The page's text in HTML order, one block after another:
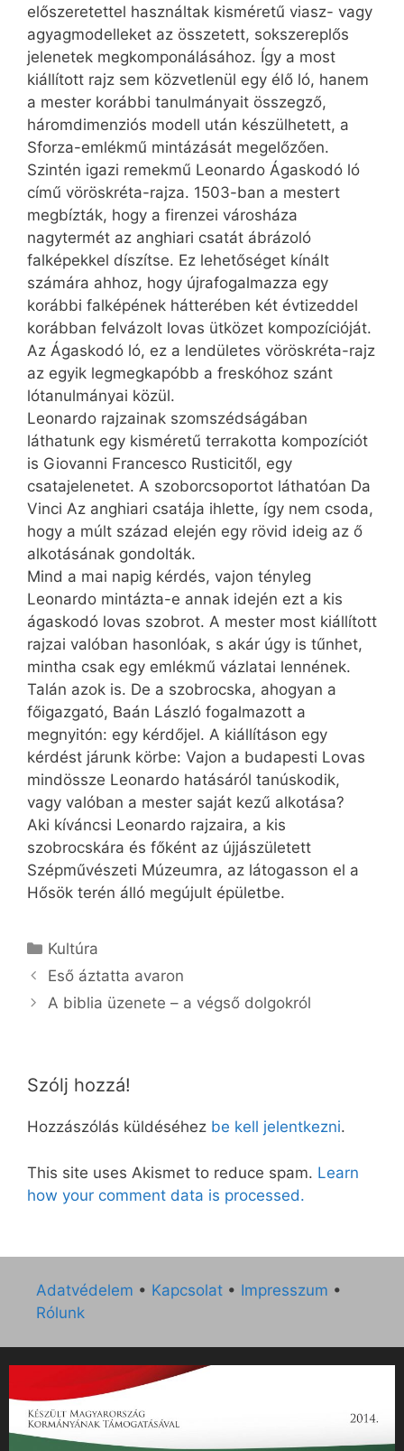
előszeretettel használtak kisméretű viasz- vagy
agyagmodelleket az összetett, sokszereplős
jelenetek megkomponálásához. Így a most
kiállított rajz sem közvetlenül egy élő ló, hanem
a mester korábbi tanulmányait összegző,
háromdimenziós modell után készülhetett, a
Sforza-emlékmű mintázását megelőzően.
Szintén igazi remekmű Leonardo Ágaskodó ló
című vöröskréta-rajza. 1503-ban a mestert
megbízták, hogy a firenzei városháza
nagytermét az anghiari csatát ábrázoló
falképekkel díszítse. Ez lehetőséget kínált
számára ahhoz, hogy újrafogalmazza egy
korábbi falképének hátterében két évtizeddel
korábban felvázolt lovas ütközet kompozícióját.
Az Ágaskodó ló, ez a lendületes vörös­kréta-­rajz
az egyik legmegkapóbb a freskóhoz szánt
lótanulmányai közül.
Leonardo rajzainak szomszédságában
láthatunk egy kisméretű terrakotta kompozíciót
is Giovanni Francesco Rusticitől, egy
csatajelenetet. A szoborcsoportot láthatóan Da
Vinci Az anghiari csatája ihlette, így nem csoda,
hogy a múlt század elején egy rövid ideig az ő
alkotásának gondolták.
Mind a mai napig kérdés, vajon tényleg
Leonardo mintázta-e annak idején ezt a kis
ágaskodó lovas szobrot. A mester most kiállított
rajzai valóban hasonlóak, s akár úgy is tűnhet,
mintha csak egy emlékmű vázlatai lennének.
Talán azok is. De a szobrocska, ahogyan a
főigazgató, Baán László fogalmazott a
megnyitón: egy kérdőjel. A kiállításon egy
kérdést járunk körbe: Vajon a budapesti Lovas
mind­össze Leonardo hatásáról tanúskodik,
vagy valóban a mester saját kezű alkotása?
Aki kíváncsi Leonardo rajzaira, a kis
szobrocskára és főként az újjászületett
Szépművészeti Múzeumra, az látogasson el a
Hősök terén álló megújult épületbe.
Kategória
Kultúra
Eső áztatta avaron
A biblia üzenete – a végső dolgokról
Szólj hozzá!
Hozzászólás küldéséhez be kell jelentkezni.
This site uses Akismet to reduce spam. Learn
how your comment data is processed.
Adatvédelem • Kapcsolat • Impresszum •
Rólunk